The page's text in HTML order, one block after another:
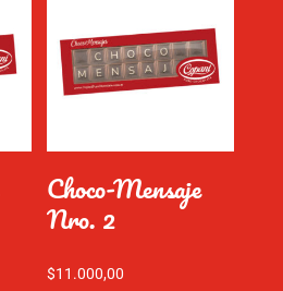
Choco-Mensaje
Nro. 2
$11.000,00